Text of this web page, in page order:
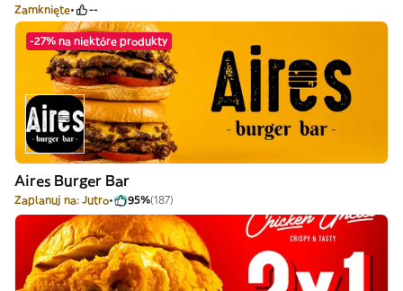
Zamknięte --
-27% na niektóre produkty
Aires Burger Bar
Zaplanuj na: Jutro 95%(187)